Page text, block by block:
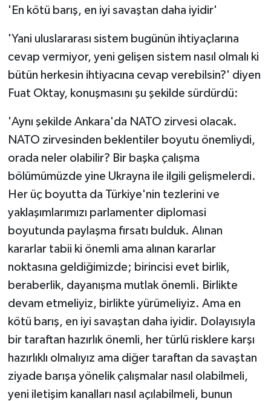
'En kötü barış, en iyi savaştan daha iyidir'
'Yani uluslararası sistem bugünün ihtiyaçlarına
cevap vermiyor, yeni gelişen sistem nasıl olmalı ki
bütün herkesin ihtiyacına cevap verebilsin?' diyen
Fuat Oktay, konuşmasını şu şekilde sürdürdü:
'Aynı şekilde Ankara'da NATO zirvesi olacak.
NATO zirvesinden beklentiler boyutu önemliydi,
orada neler olabilir? Bir başka çalışma
bölümümüzde yine Ukrayna ile ilgili gelişmelerdi.
Her üç boyutta da Türkiye'nin tezlerini ve
yaklaşımlarımızı parlamenter diplomasi
boyutunda paylaşma fırsatı bulduk. Alınan
kararlar tabii ki önemli ama alınan kararlar
noktasına geldiğimizde; birincisi evet birlik,
beraberlik, dayanışma mutlak önemli. Birlikte
devam etmeliyiz, birlikte yürümeliyiz. Ama en
kötü barış, en iyi savaştan daha iyidir. Dolayısıyla
bir taraftan hazırlık önemli, her türlü risklere karşı
hazırlıklı olmalıyız ama diğer taraftan da savaştan
ziyade barışa yönelik çalışmalar nasıl olabilmeli,
yeni iletişim kanalları nasıl açılabilmeli, bunun